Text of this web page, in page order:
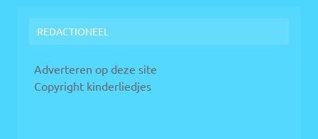
REDACTIONEEL
Adverteren op deze site
Copyright kinderliedjes